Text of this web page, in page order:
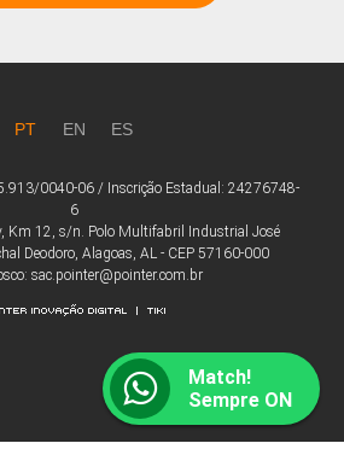
PT EN ES
0040-06 / Inscrição Estadual: 24276748-
6
Km 12, s/n. Polo Multifabril Industrial José
Deodoro, Alagoas, AL - CEP 57160-000
sac.pointer@pointer.com.br
Match!
Sempre ON